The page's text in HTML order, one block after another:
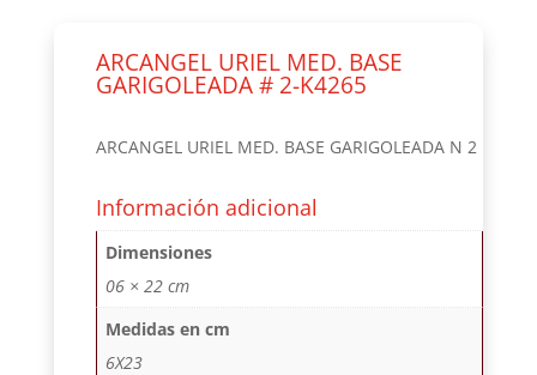
ARCANGEL URIEL MED. BASE
GARIGOLEADA # 2-K4265
ARCANGEL URIEL MED. BASE GARIGOLEADA N 2
Información adicional
Dimensiones
06 × 22 cm
Medidas en cm
6X23